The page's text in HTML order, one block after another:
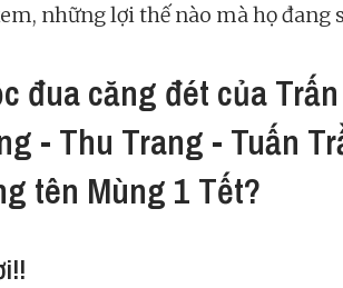
những lợi thế nào mà họ đang
đua căng đét của
- Thu Trang - Tuấn
tên Mùng 1 Tết?